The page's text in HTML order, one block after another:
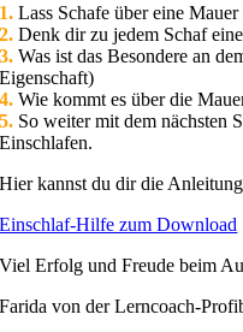
1.Lass Schafe über eine Mauer
2.Denk dir zu jedem Schaf
3.Was ist das Besondere an
Eigenschaft)
4.Wie kommt es über die
5. So weiter mit dem nächsten
Einschlafen.
Hier kannst du dir die
Einschlaf-Hilfe zum Download
Viel Erfolg und Freude beim
Farida von der Lerncoach-